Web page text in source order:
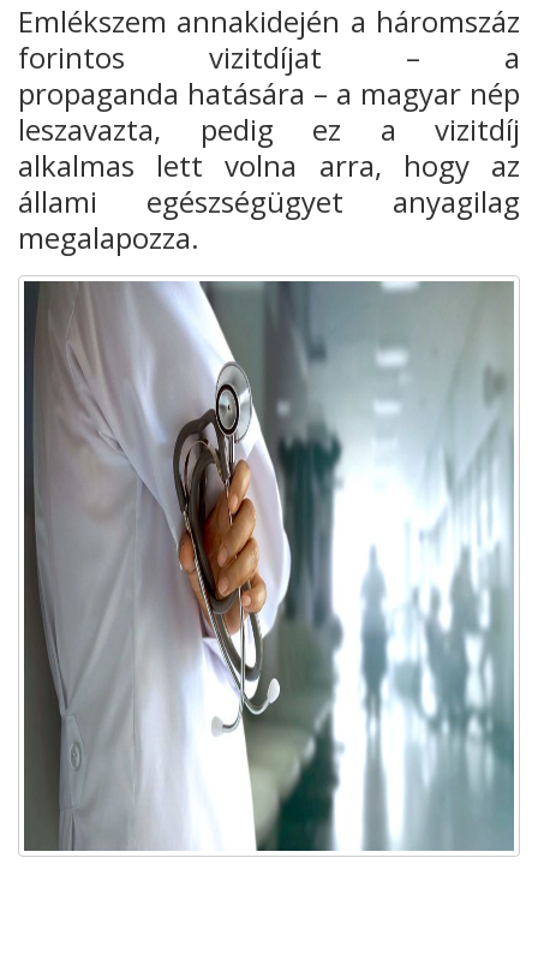
Emlékszem annakidején a háromszáz
forintos vizitdíjat – a
propaganda hatására – a magyar nép
leszavazta, pedig ez a vizitdíj
alkalmas lett volna arra, hogy az
állami egészségügyet anyagilag
megalapozza.